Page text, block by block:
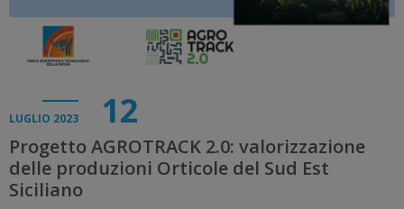
LUGLIO 2023 12
Progetto AGROTRACK 2.0: valorizzazione
delle produzioni Orticole del Sud Est
Siciliano